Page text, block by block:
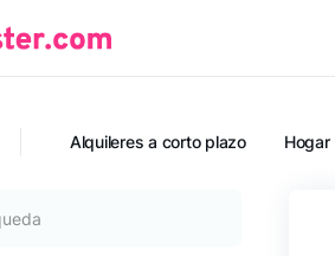
Alquileres a corto plazo Hogar